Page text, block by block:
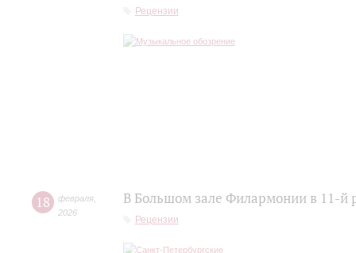
Рецензии
18 февраля
2026
В Большом зале Филармонии в 11-й
Рецензии